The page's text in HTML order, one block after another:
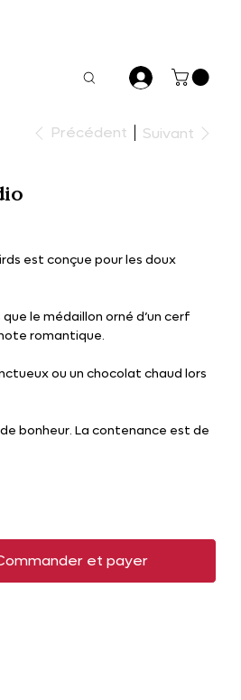
Précédent Suivant
est conçue pour les doux
le médaillon orné d’un cerf
romantique.
ou un chocolat chaud lors
bonheur. La contenance est de
et payer